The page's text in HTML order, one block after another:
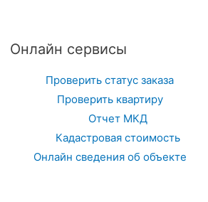
Онлайн сервисы
Проверить статус заказа
Проверить квартиру
Отчет МКД
Кадастровая стоимость
Онлайн сведения об объекте